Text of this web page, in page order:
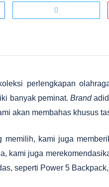
perlengkapan
banyak peminat. Brand
akan membahas khusus
memilih, kami juga
kami juga
seperti Power 5